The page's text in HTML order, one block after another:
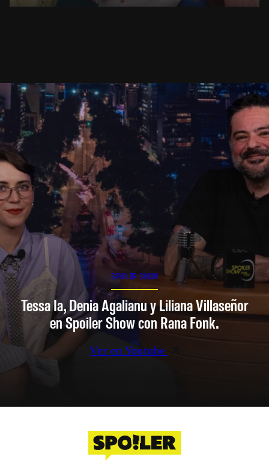
SPOILER SHOW
Tessa Ia, Denia Agalianu y Liliana Villaseñor
en Spoiler Show con Rana Fonk.
Ver en Youtube